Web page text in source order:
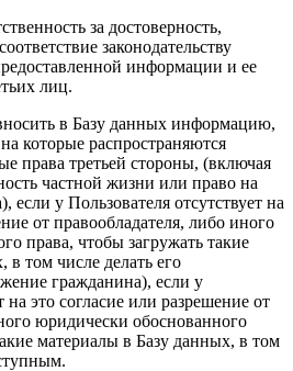
за достоверность,
законодательству
информации и ее
лиц.
в Базу данных информацию,
которые распространяются
права третьей стороны, (включая
частной жизни или право на
если у Пользователя отсутствует на
от правообладателя, либо иного
права, чтобы загружать такие
том числе делать его
гражданина), если у
на это согласие или разрешение от
юридически обоснованного
материалы в Базу данных, в том